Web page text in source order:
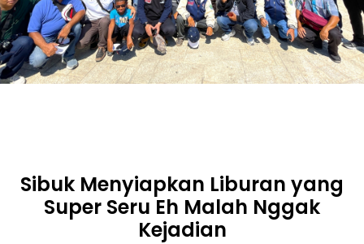
Sibuk Menyiapkan Liburan yang
Super Seru Eh Malah Nggak
Kejadian